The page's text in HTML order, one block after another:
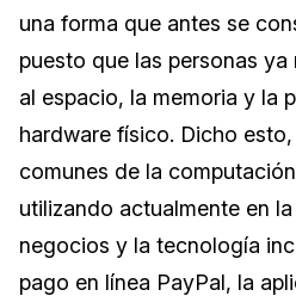
Redacción de
Transcripción y
Educación
El Gobierno
Servicios Financieros
Casinos
Artículos
Casos Practicos
Videoteca
Recomendaciones
una forma que antes se
puesto que las personas
al espacio, la memoria y la
hardware físico. Dicho
comunes de la
utilizando actualmente en
negocios y la tecnología
pago en línea PayPal, la